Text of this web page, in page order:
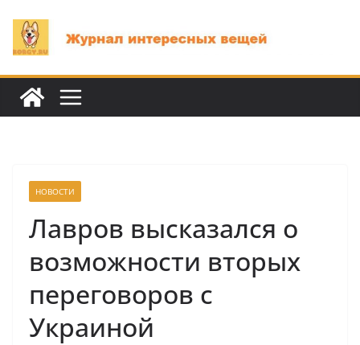
содержимому
НОВОСТИ
Лавров высказался о
возможности вторых
переговоров с
Украиной